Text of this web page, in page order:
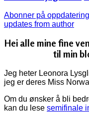
Abonner på
updates from author
Hei alle mine fine
til min
Jeg heter Leonora
jeg er deres Miss
Om du ønsker å bli
kan du lese semifinale